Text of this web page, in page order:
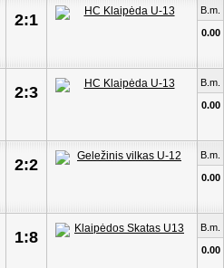
2:1
B.m.
0.00
2:3
B.m.
0.00
2:2
B.m.
0.00
1:8
B.m.
0.00